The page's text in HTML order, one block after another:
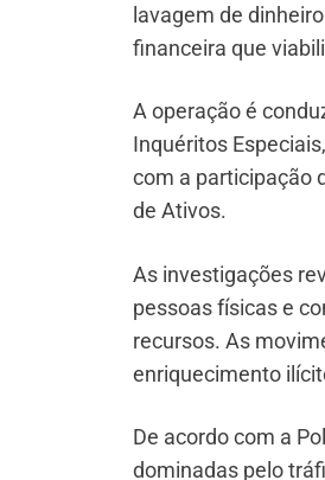
lavagem de
financeira que
A operação é
Inquéritos
com a participação
de Ativos.
As investigações
pessoas físicas e
recursos. As
enriquecimento
De acordo com a
dominadas pelo